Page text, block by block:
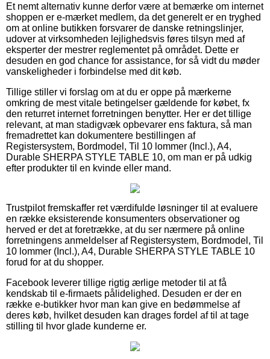
Et nemt alternativ kunne derfor være at bemærke om internet
shoppen er e-mærket medlem, da det generelt er en tryghed
om at online butikken forsvarer de danske retningslinjer,
udover at virksomheden lejlighedsvis føres tilsyn med af
eksperter der mestrer reglementet på området. Dette er
desuden en god chance for assistance, for så vidt du møder
vanskeligheder i forbindelse med dit køb.
Tillige stiller vi forslag om at du er oppe på mærkerne
omkring de mest vitale betingelser gældende for købet, fx
den returret internet forretningen benytter. Her er det tillige
relevant, at man stadigvæk opbevarer ens faktura, så man
fremadrettet kan dokumentere bestillingen af
Registersystem, Bordmodel, Til 10 lommer (Incl.), A4,
Durable SHERPA STYLE TABLE 10, om man er på udkig
efter produkter til en kvinde eller mand.
Trustpilot fremskaffer ret værdifulde løsninger til at evaluere
en række eksisterende konsumenters observationer og
herved er det at foretrække, at du ser nærmere på online
forretningens anmeldelser af Registersystem, Bordmodel, Til
10 lommer (Incl.), A4, Durable SHERPA STYLE TABLE 10
forud for at du shopper.
Facebook leverer tillige rigtig ærlige metoder til at få
kendskab til e-firmaets pålidelighed. Desuden er der en
række e-butikker hvor man kan give en bedømmelse af
deres køb, hvilket desuden kan drages fordel af til at tage
stilling til hvor glade kunderne er.